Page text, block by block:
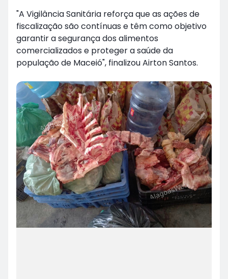
"A Vigilância Sanitária reforça que as ações de
fiscalização são contínuas e têm como objetivo
garantir a segurança dos alimentos
comercializados e proteger a saúde da
população de Maceió", finalizou Airton Santos.